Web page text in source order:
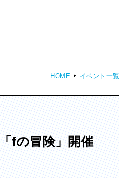
芸術学部
造形学科
HOME イベント一覧
fの冒険」開催